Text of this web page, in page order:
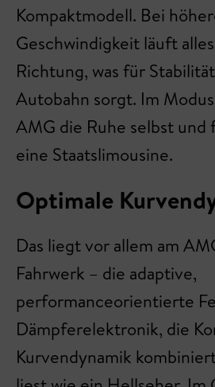
Kompaktmodell. Bei
Geschwindigkeit läuft
Richtung, was für
Autobahn sorgt. Im
AMG die Ruhe selbst und
eine Staatslimousine.
Optimale
Das liegt vor allem am
Fahrwerk – die adaptive,
performanceorientierte
Dämpferelektronik, die
Kurvendynamik